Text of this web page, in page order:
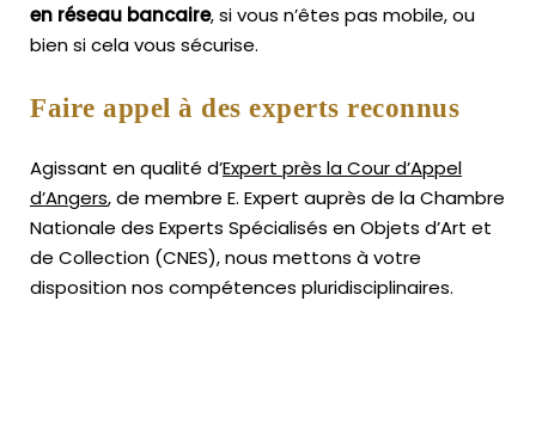
en réseau bancaire, si vous n’êtes pas mobile, ou
bien si cela vous sécurise.
Faire appel à des experts reconnus
Agissant en qualité d’Expert près la Cour d’Appel
d’Angers, de membre E. Expert auprès de laChambre
Nationale des Experts Spécialisés en Objets d’Art et
de Collection (CNES),nous mettons à votre
disposition nos compétences pluridisciplinaires.